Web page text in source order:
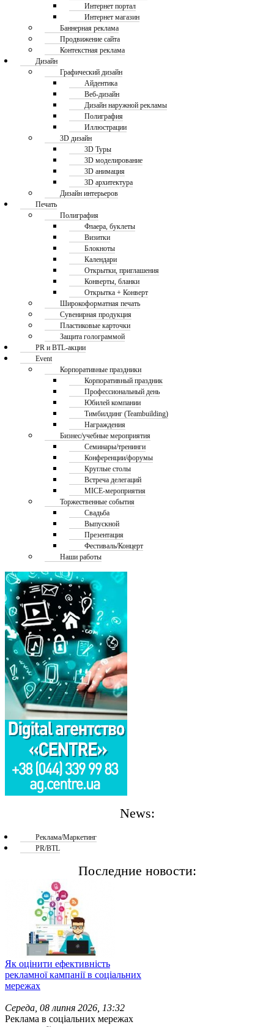
Интернет портал
Интернет магазин
Баннерная реклама
Продвижение сайта
Контекстная реклама
Дизайн
Графический дизайн
Айдентика
Веб-дизайн
Дизайн наружной рекламы
Полиграфия
Иллюстрации
3D дизайн
3D Туры
3D моделирование
3D анимация
3D архитектура
Дизайн интерьеров
Печать
Полиграфия
Флаера, буклеты
Визитки
Блокноты
Календари
Открытки, приглашения
Конверты, бланки
Открытка + Конверт
Широкоформатная печать
Сувенирная продукция
Пластиковые карточки
Защита голограммой
PR и BTL-акции
Event
Корпоративные праздники
Корпоративный праздник
Профессиональный день
Юбилей компании
Тимбилдинг (Teambuilding)
Награждения
Бизнес/учебные мероприятия
Семинары/тренинги
Конференции/форумы
Круглые столы
Встреча делегаций
MICE-мероприятия
Торжественные события
Свадьба
Выпускной
Презентация
Фестиваль/Концерт
Наши работы
News:
Реклама/Маркетинг
PR/BTL
Последние новости:
Як оцінити ефективність
рекламної кампанії в соціальних
мережах
Середа, 08 липня 2026, 13:32
Реклама в соціальних мережах